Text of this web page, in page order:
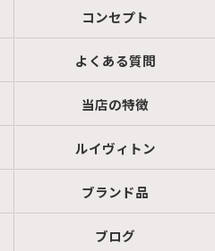
コンセプト
よくある質問
当店の特徴
ルイヴィトン
ブランド品
ブログ